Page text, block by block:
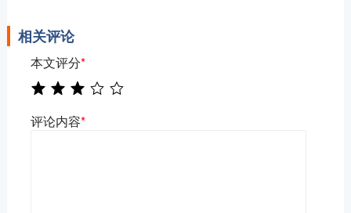
相关评论
本文评分*
评论内容*